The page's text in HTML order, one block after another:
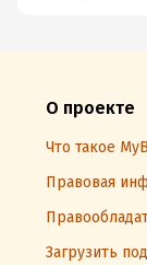
О проекте
Что такое
Правовая
Загрузить